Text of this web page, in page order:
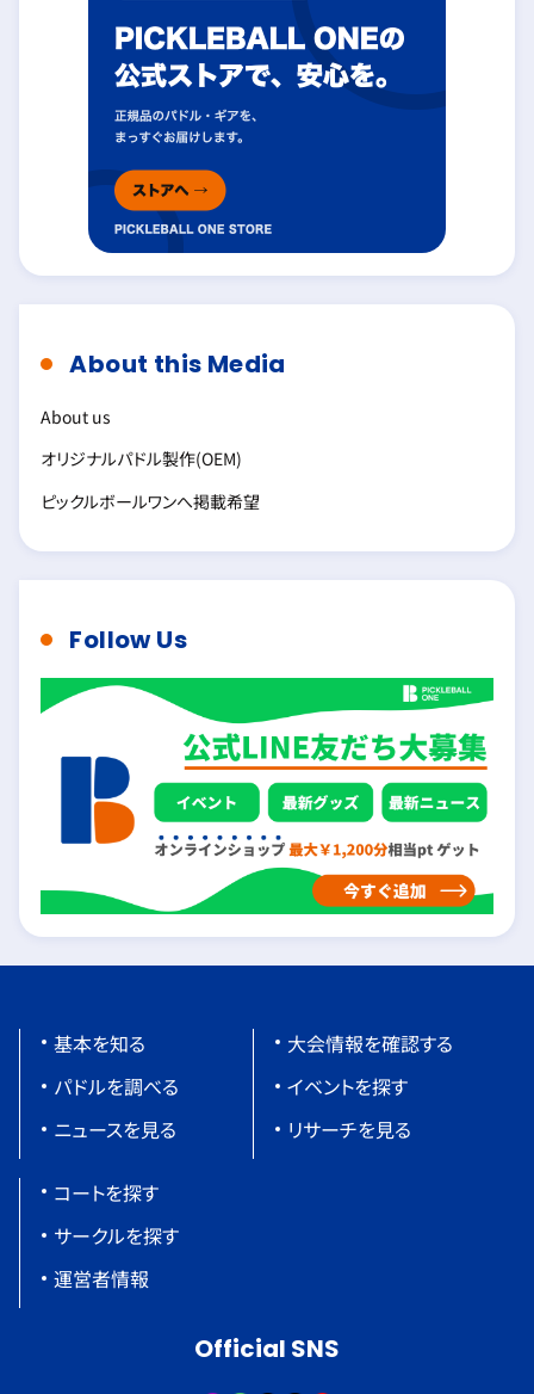
About this Media
About us
オリジナルパドル製作(OEM)
ピックルボールワンへ掲載希望
Follow Us
基本を知る
パドルを調べる
ニュースを見る
大会情報を確認する
イベントを探す
リサーチを見る
コートを探す
サークルを探す
運営者情報
Official SNS